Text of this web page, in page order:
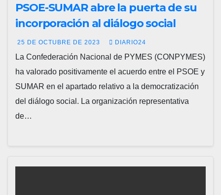
PSOE-SUMAR abre la puerta de su
incorporación al diálogo social
25 DE OCTUBRE DE 2023 DIARIO24
La Confederación Nacional de PYMES (CONPYMES)
ha valorado positivamente el acuerdo entre el PSOE y
SUMAR en el apartado relativo a la democratización
del diálogo social. La organización representativa
de…